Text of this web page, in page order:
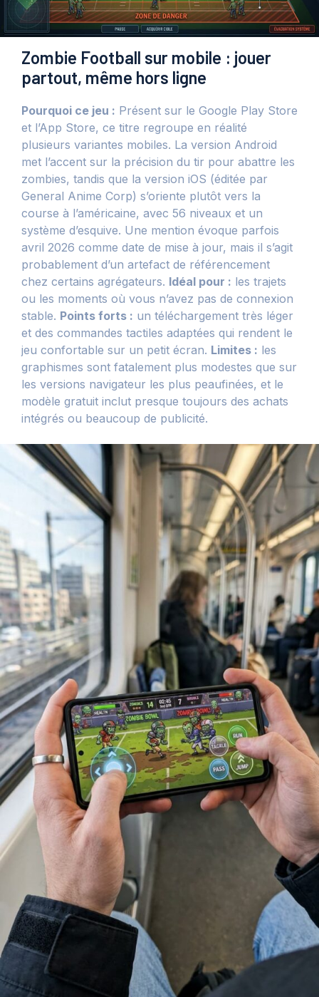
Zombie Football sur mobile : jouer
partout, même hors ligne
Pourquoi ce jeu : Présent sur le Google Play Store
et l’App Store, ce titre regroupe en réalité
plusieurs variantes mobiles. La version Android
met l’accent sur la précision du tir pour abattre les
zombies, tandis que la version iOS (éditée par
General Anime Corp) s’oriente plutôt vers la
course à l’américaine, avec 56 niveaux et un
système d’esquive. Une mention évoque parfois
avril 2026 comme date de mise à jour, mais il s’agit
probablement d’un artefact de référencement
chez certains agrégateurs. Idéal pour : les trajets
ou les moments où vous n’avez pas de connexion
stable. Points forts : un téléchargement très léger
et des commandes tactiles adaptées qui rendent le
jeu confortable sur un petit écran. Limites : les
graphismes sont fatalement plus modestes que sur
les versions navigateur les plus peaufinées, et le
modèle gratuit inclut presque toujours des achats
intégrés ou beaucoup de publicité.